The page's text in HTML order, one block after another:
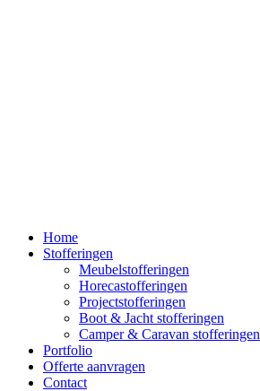
Home
Stofferingen
Meubelstofferingen
Horecastofferingen
Projectstofferingen
Boot & Jacht stofferingen
Camper & Caravan stofferingen
Portfolio
Offerte aanvragen
Contact